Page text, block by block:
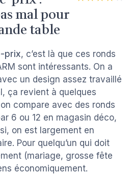
mal pour
table
prix, c’est là que ces ronds
sont intéressants. On a
un design assez travaillé
ça revient à quelques
compare avec des ronds
6 ou 12 en magasin déco,
on est largement en
Pour quelqu’un qui doit
(mariage, grosse fête
économiquement.